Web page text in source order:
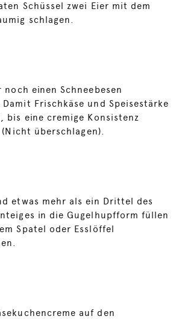
Schüssel zwei Eier mit dem
schlagen.
einen Schneebesen
Frischkäse und Speisestärke
bis eine cremige Konsistenz
überschlagen).
etwas mehr als ein Drittel des
in die Gugelhupfform füllen
Spatel oder Esslöffel
auf den